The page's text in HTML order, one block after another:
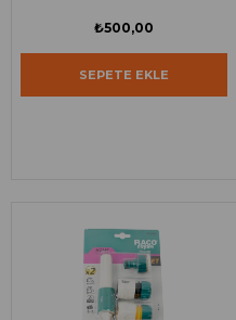
₺500,00
SEPETE EKLE